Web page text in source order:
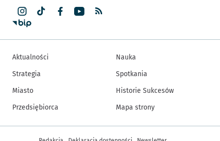
Aktualności
Strategia
Miasto
Przedsiębiorca
Nauka
Spotkania
Historie Sukcesów
Mapa strony
Inne informacje